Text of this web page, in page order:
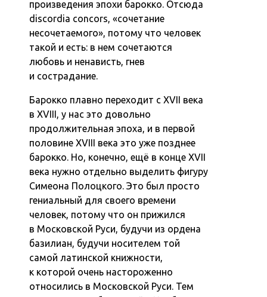
произведения эпохи барокко. Отсюда
discordia concors, «сочетание
несочетаемого», потому что человек
такой и есть: в нем сочетаются
любовь и ненависть, гнев
и сострадание.
Барокко плавно переходит с XVII века
в XVIII, у нас это довольно
продолжительная эпоха, и в первой
половине XVIII века это уже позднее
барокко. Но, конечно, ещё в конце XVII
века нужно отдельно выделить фигуру
Симеона Полоцкого. Это был просто
гениальный для своего времени
человек, потому что он прижился
в Московской Руси, будучи из ордена
базилиан, будучи носителем той
самой латинской книжности,
к которой очень настороженно
относились в Московской Руси. Тем